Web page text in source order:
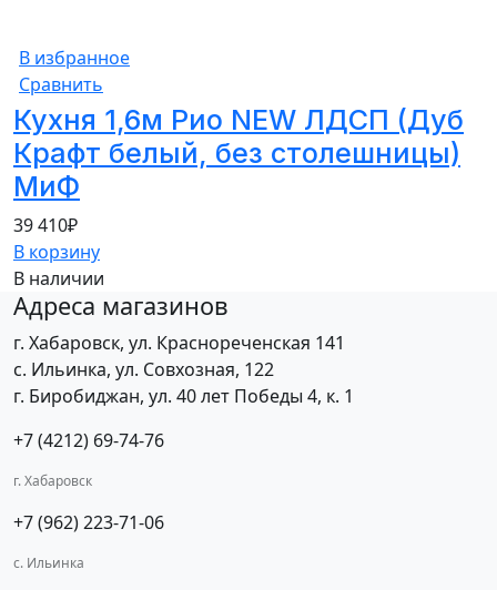
В избранное
Сравнить
Кухня 1,6м Рио NEW ЛДСП (Дуб
Крафт белый, без столешницы)
МиФ
39 410₽
В корзину
В наличии
Адреса магазинов
г. Хабаровск, ул. Краснореченская 141
с. Ильинка, ул. Совхозная, 122
г. Биробиджан, ул. 40 лет Победы 4, к. 1
+7 (4212) 69-74-76
г. Хабаровск
+7 (962) 223-71-06
с. Ильинка